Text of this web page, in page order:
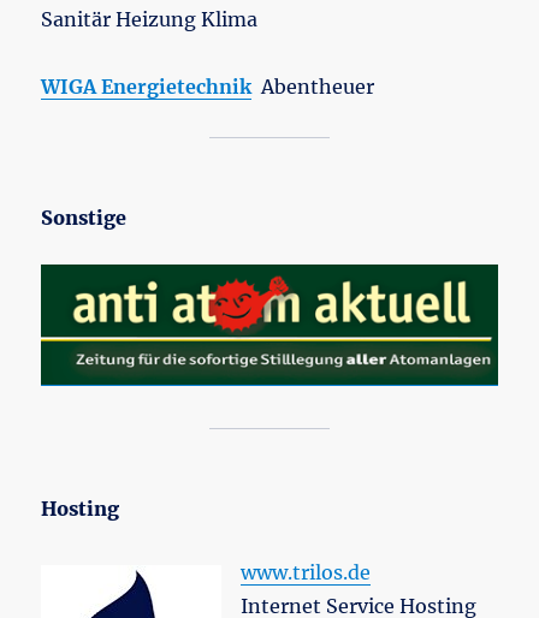
Sanitär Heizung Klima
WIGA EnergietechnikAbentheuer
Sonstige
Hosting
www.trilos.de
Internet Service Hosting